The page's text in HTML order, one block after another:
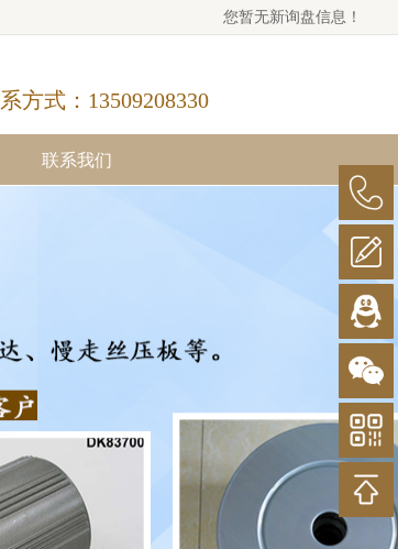
您暂无新询盘信息！
方式：13509208330
联系我们